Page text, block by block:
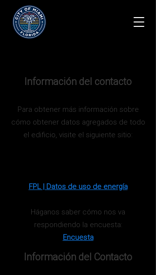
Información del contacto
Para obtener más información sobre
cómo obtener datos agregados de todo
el edificio, visite el siguiente sitio:
FPL | Datos de uso de energía
Háganos saber cómo nos va
respondiendo la encuesta:
Encuesta
Información del Contacto